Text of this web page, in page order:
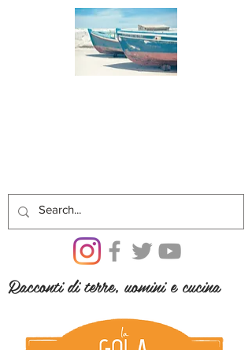
Racconti di terre, uomini e cucina